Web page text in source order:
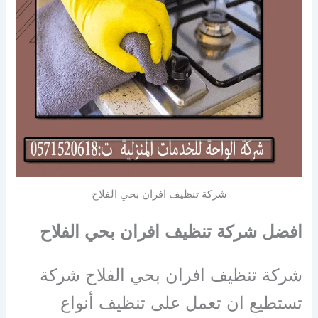
شركة تنظيف افران بحي الفلاح
افضل شركة تنظيف افران بحي الفلاح
شركة تنظيف افران بحي الفلاح شركة
تستطيع ان تعمل على تنظيف أنواع